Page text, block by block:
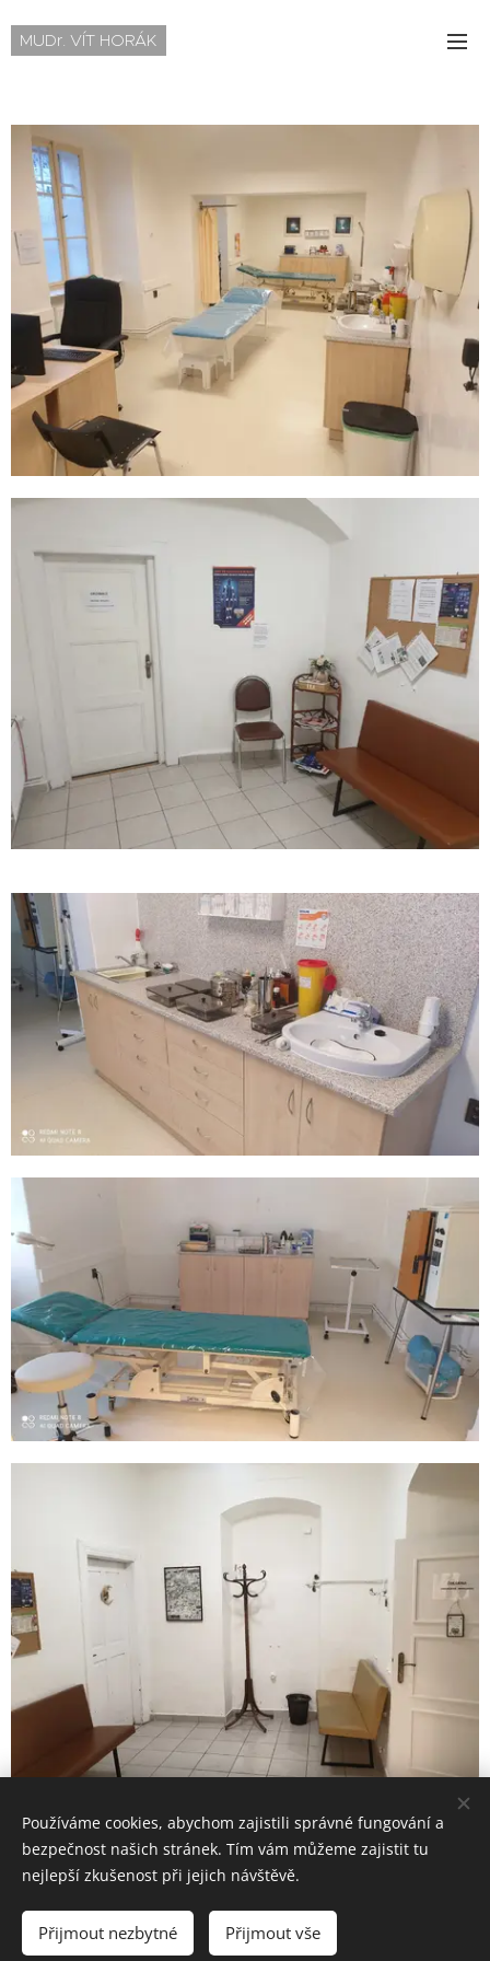
MUDr. VÍT HORÁK
Vytvořeno službou Cookies
Používáme cookies, abychom zajistili správné fungování a
bezpečnost našich stránek. Tím vám můžeme zajistit tu
nejlepší zkušenost při jejich návštěvě.
Přijmout nezbytné Přijmout vše